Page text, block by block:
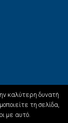
Intelweb
καλύτερη δυνατή
τη σελίδα,
με αυτό.